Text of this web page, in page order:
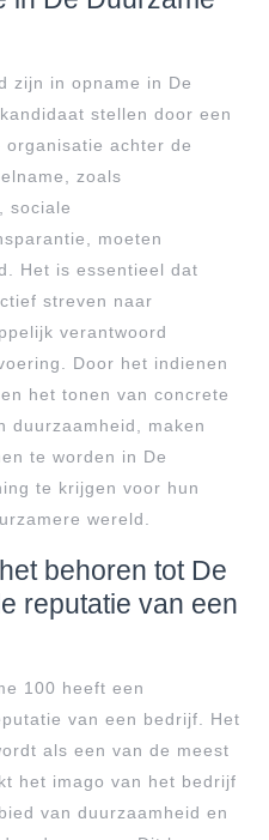
zijn in opname in De
stellen door een
achter de
zoals
sociale
moeten
Het is essentieel dat
streven naar
verantwoord
Door het indienen
het tonen van concrete
duurzaamheid, maken
te worden in De
te krijgen voor hun
wereld.
behoren tot De
reputatie van een
100 heeft een
van een bedrijf. Het
als een van de meest
het imago van het bedrijf
van duurzaamheid en